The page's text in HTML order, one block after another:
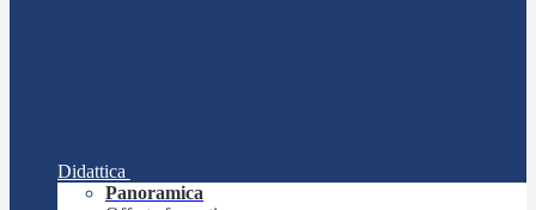
Didattica
Panoramica